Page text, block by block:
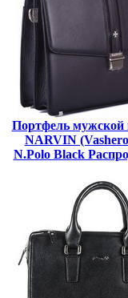
Портфель
NARVIN
N.Polo Black